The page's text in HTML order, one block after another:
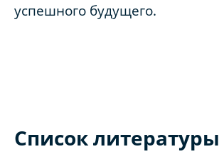
успешного будущего.
Список литературы